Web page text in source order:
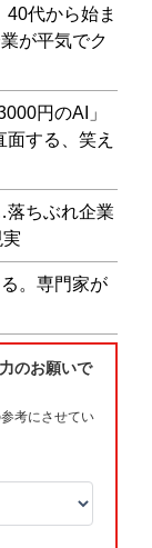
40代から始ま
が平気でク
円のAI」
する、笑え
落ちぶれ企業
。専門家が